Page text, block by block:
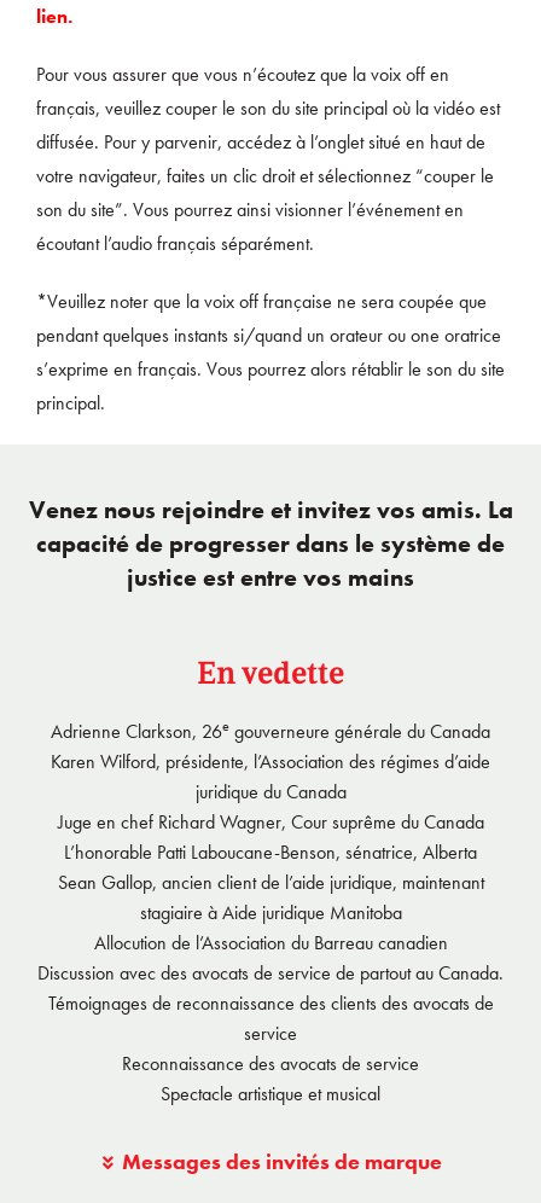
lien.
Pour vous assurer que vous n’écoutez que la voix off en
français, veuillez couper le son du site principal où la vidéo est
diffusée. Pour y parvenir, accédez à l’onglet situé en haut de
votre navigateur, faites un clic droit et sélectionnez “couper le
son du site”. Vous pourrez ainsi visionner l’événement en
écoutant l’audio français séparément.
*Veuillez noter que la voix off française ne sera coupée que
pendant quelques instants si/quand un orateur ou one oratrice
s’exprime en français. Vous pourrez alors rétablir le son du site
principal.
Venez nous rejoindre et invitez vos amis. La
capacité de progresser dans le système de
justice est entre vos mains
En vedette
Adrienne Clarkson, 26e gouverneure générale du Canada
Karen Wilford, présidente, l’Association des régimes d’aide
juridique du Canada
Juge en chef Richard Wagner, Cour suprême du Canada
L’honorable Patti Laboucane-Benson, sénatrice, Alberta
Sean Gallop, ancien client de l’aide juridique, maintenant
stagiaire à Aide juridique Manitoba
Allocution de l’Association du Barreau canadien
Discussion avec des avocats de service de partout au Canada.
Témoignages de reconnaissance des clients des avocats de
service
Reconnaissance des avocats de service
Spectacle artistique et musical
Messages des invités de marque